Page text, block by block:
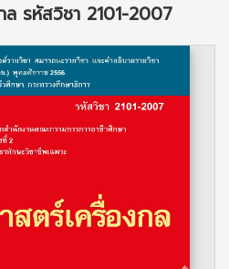
รหัสวิชา 2101-2007
Next